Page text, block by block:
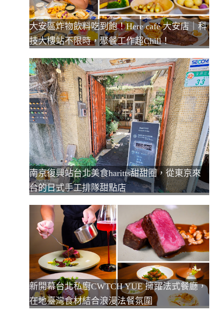
大安區炸物飲料吃到飽！Here café 大安店｜科
技大樓站不限時，聚餐工作超Chill！
南京復興站台北美食haritts甜甜圈，從東京來
台的日式手工排隊甜點店
新開幕台北私廚CWTCH YUE 擁躍法式餐廳，
在地臺灣食材結合浪漫法餐氛圍